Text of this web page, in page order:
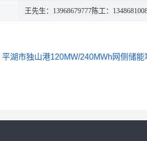
王先生：13968679777陈工：
平湖市独山港120MW/240MWh网侧储